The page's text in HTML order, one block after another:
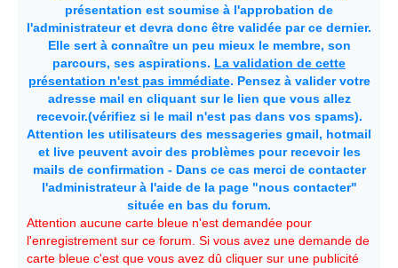
présentation est soumise à l'approbation de
l'administrateur et devra donc être validée par ce dernier.
Elle sert à connaître un peu mieux le membre, son
parcours, ses aspirations. La validation de cette
présentation n'est pas immédiate. Pensez à valider votre
adresse mail en cliquant sur le lien que vous allez
recevoir.(vérifiez si le mail n'est pas dans vos spams).
Attention les utilisateurs des messageries gmail, hotmail
et live peuvent avoir des problèmes pour recevoir les
mails de confirmation - Dans ce cas merci de contacter
l'administrateur à l'aide de la page "nous contacter"
située en bas du forum.
Attention aucune carte bleue n'est demandée pour
l'enregistrement sur ce forum. Si vous avez une demande de
carte bleue c'est que vous avez dû cliquer sur une publicité